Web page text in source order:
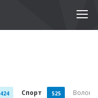
424 Спорт 525